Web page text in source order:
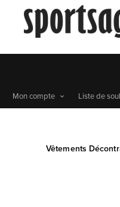
Mon compte Liste de
Vêtements